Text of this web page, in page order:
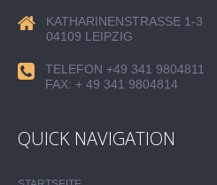
KATHARINENSTRASSE 1-3
04109 LEIPZIG
TELEFON +49 341 9804811
FAX: + 49 341 9804814
QUICK NAVIGATION